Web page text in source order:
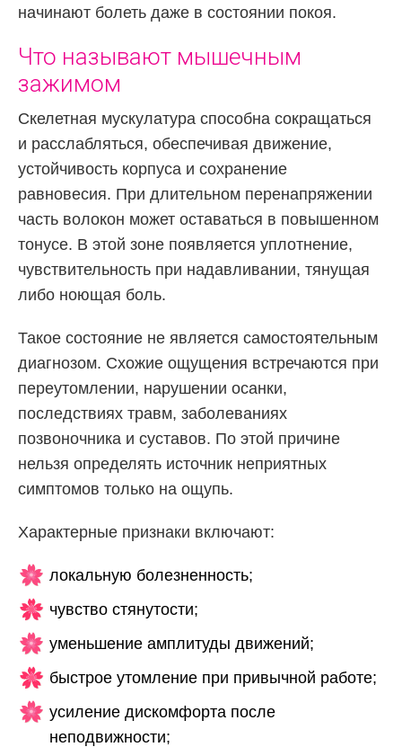
начинают болеть даже в состоянии покоя.
Что называют мышечным
зажимом
Скелетная мускулатура способна сокращаться
и расслабляться, обеспечивая движение,
устойчивость корпуса и сохранение
равновесия. При длительном перенапряжении
часть волокон может оставаться в повышенном
тонусе. В этой зоне появляется уплотнение,
чувствительность при надавливании, тянущая
либо ноющая боль.
Такое состояние не является самостоятельным
диагнозом. Схожие ощущения встречаются при
переутомлении, нарушении осанки,
последствиях травм, заболеваниях
позвоночника и суставов. По этой причине
нельзя определять источник неприятных
симптомов только на ощупь.
Характерные признаки включают:
локальную болезненность;
чувство стянутости;
уменьшение амплитуды движений;
быстрое утомление при привычной работе;
усиление дискомфорта после
неподвижности;